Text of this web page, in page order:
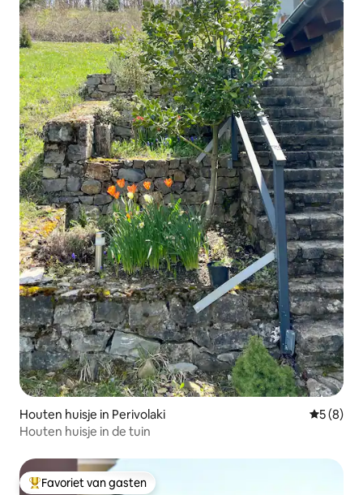
Houten huisje in Perivolaki
5 (8)
Houten huisje in de tuin
Topfavoriet van gasten
Favoriet van gasten